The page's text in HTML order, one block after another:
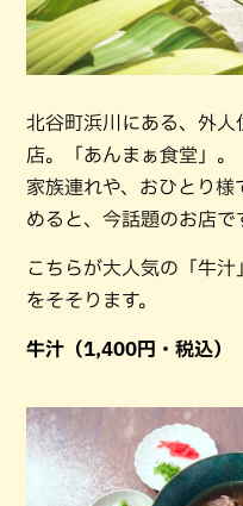
北谷町浜川にある、外
店。「あんまぁ食堂」。
家族連れや、おひとり様
めると、今話題のお店で
こちらが大人気の「牛
をそそります。
牛汁（1,400円・税込）